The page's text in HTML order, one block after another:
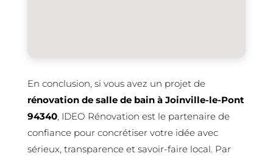
En conclusion, si vous avez un projet de
rénovation de salle de bain à Joinville-le-Pont
94340, IDEO Rénovation est le partenaire de
confiance pour concrétiser votre idée avec
sérieux, transparence et savoir-faire local. Par